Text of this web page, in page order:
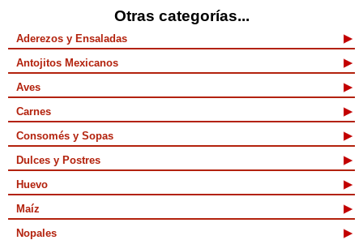
Otras categorías...
Aderezos y Ensaladas
Antojitos Mexicanos
Aves
Carnes
Consomés y Sopas
Dulces y Postres
Huevo
Maíz
Nopales